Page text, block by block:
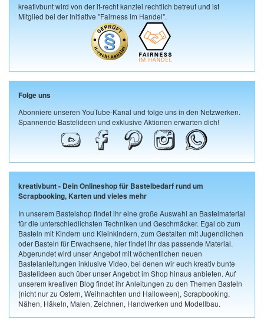
kreativbunt wird von der it-recht kanzlei rechtlich betreut und ist
Mitglied bei der Initiative "Fairness im Handel".
Folge uns
Abonniere unseren YouTube-Kanal und folge uns in den Netzwerken.
Spannende Bastelideen und exklusive Aktionen erwarten dich!
kreativbunt - Dein Onlineshop für Bastelbedarf rund um
Scrapbooking, Karten und vieles mehr
In unserem Bastelshop findet ihr eine große Auswahl an Bastelmaterial
für die unterschiedlichsten Techniken und Geschmäcker. Egal ob zum
Basteln mit Kindern und Kleinkindern, zum Gestalten mit Jugendlichen
oder Basteln für Erwachsene, hier findet ihr das passende Material.
Abgerundet wird unser Angebot mit wöchentlichen neuen
Bastelanleitungen inklusive Video, bei denen wir euch kreativ bunte
Bastelideen auch über unser Angebot im Shop hinaus anbieten. Auf
unserem kreativen Blog findet ihr Anleitungen zu den Themen Basteln
(nicht nur zu Ostern, Weihnachten und Halloween), Scrapbooking,
Nähen, Häkeln, Malen, Zeichnen, Handwerken und Modellbau.